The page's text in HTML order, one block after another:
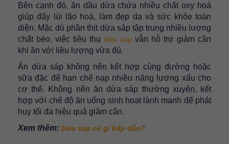
Bên cạnh đó, ăn dầu dừa chứa nhiều chất oxy hoá
giúp đẩy lùi lão hoá, làm đẹp da và sức khỏe toàn
diện. Mặc dù phần thịt dừa sáp tập trung nhiều lượng
chất béo, việc tiêu thụdừa sáp vẫn hỗ trợ giảm cân
khi ăn với liều lượng vừa đủ.
Ăn dừa sáp không nên kết hợp cùng đường hoặc
sữa đặc để hạn chế nạp nhiều năng lượng xấu cho
cơ thể. Không nên ăn dừa sáp thường xuyên, kết
hợp với chế độ ăn uống sinh hoạt lành mạnh để phát
huy tối đa hiệu quả giảm cân.
Xem thêm: Dừa sáp có gì hấp dẫn?